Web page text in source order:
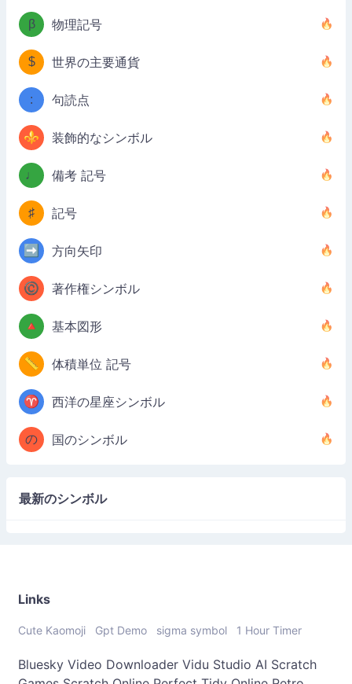
β 物理記号
$ 世界の主要通貨
: 句読点
⚜ 装飾的なシンボル
♩ 備考 記号
♯ 記号
➡️ 方向矢印
©️ 著作権シンボル
🔺 基本図形
📏 体積単位 記号
♈ 西洋の星座シンボル
の 国のシンボル
最新のシンボル
Links
Cute Kaomoji Gpt Demo sigma symbol 1 Hour Timer
Bluesky Video Downloader Vidu Studio AI Scratch